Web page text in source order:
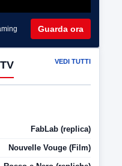
Guarda ora
VEDI TUTTI
FabLab (replica)
Nouvelle Vouge (Film)